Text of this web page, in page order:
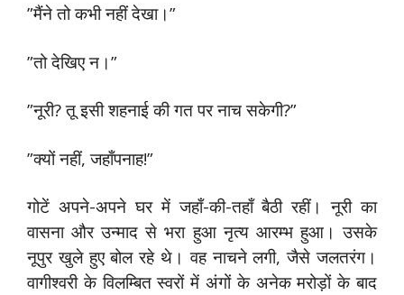
”मैंने तो कभी नहीं देखा।”
”तो देखिए न।”
”नूरी? तू इसी शहनाई की गत पर नाच सकेगी?”
”क्यों नहीं, जहाँपनाह!”
गोटें अपने-अपने घर में जहाँ-की-तहाँ बैठी रहीं। नूरी का
वासना और उन्माद से भरा हुआ नृत्य आरम्भ हुआ। उसके
नूपुर खुले हुए बोल रहे थे। वह नाचने लगी, जैसे जलतरंग।
वागीश्वरी के विलम्बित स्वरों में अंगों के अनेक मरोड़ों के बाद